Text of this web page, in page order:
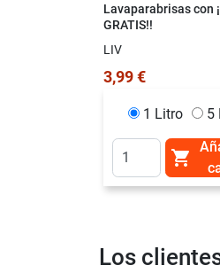
Lavaparabrisas con
GRATIS!!
LIV
3,99 €
1 Litro 5

Los